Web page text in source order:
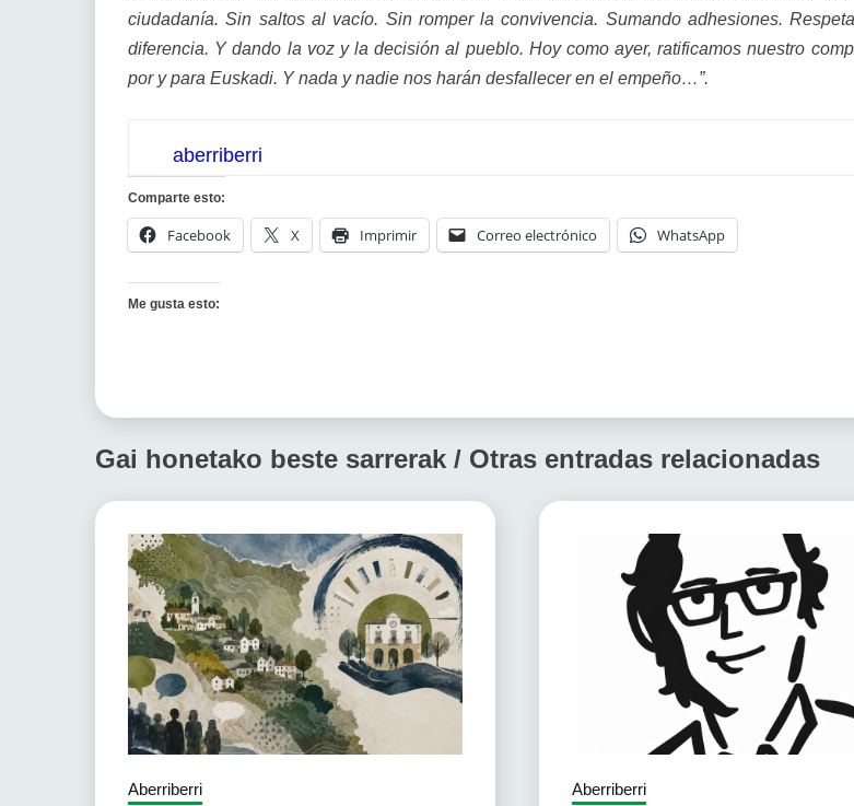
ciudadanía. Sin saltos al vacío. Sin romper la convivencia. Sumando adhesiones.
diferencia. Y dando la voz y la decisión al pueblo. Hoy como ayer, ratificamos nuestro
por y para Euskadi. Y nada y nadie nos harán desfallecer en el empeño…”.
aberriberri
Comparte esto:
Facebook X Imprimir Correo electrónico WhatsApp
Me gusta esto:
Gai honetako beste sarrerak / Otras entradas relacionadas
Aberriberri Aberriberri